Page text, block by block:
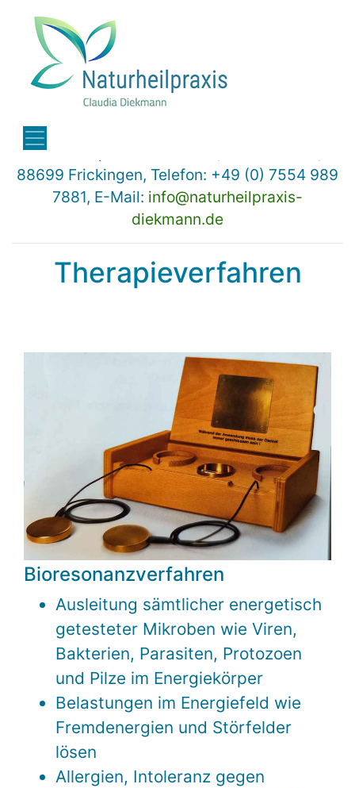
Naturheilpraxis Diekmann, Austraße 17a,
88699 Frickingen, Telefon: +49 (0) 7554 989
7881, E-Mail: info@naturheilpraxis-
diekmann.de
Therapieverfahren
Bioresonanzverfahren
Ausleitung sämtlicher energetisch
getesteter Mikroben wie Viren,
Bakterien, Parasiten, Protozoen
und Pilze im Energiekörper
Belastungen im Energiefeld wie
Fremdenergien und Störfelder
lösen
Allergien, Intoleranz gegen